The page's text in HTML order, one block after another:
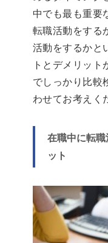
中でも最も重要
転職活動をする
活動をするかと
トとデメリッ
でしっかり比較
わせてお考えく
在職中に転職
ット